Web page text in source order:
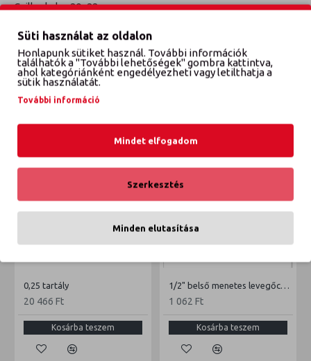
Csillagkulcs 20x22mm
VÉLEMÉNYEK
0,25 tartály
20 466 Ft
Kosárba teszem
1/2" belső menetes levegőcsatlakozó
1 062 Ft
Kosárba teszem
Süti használat az oldalon
Honlapunk sütiket használ. További információk
találhatók a "További lehetőségek" gombra kattintva,
ahol kategóriánként engedélyezheti vagy letilthatja a
sütik használatát.
További információ
Mindet elfogadom
Szerkesztés
Minden elutasítása